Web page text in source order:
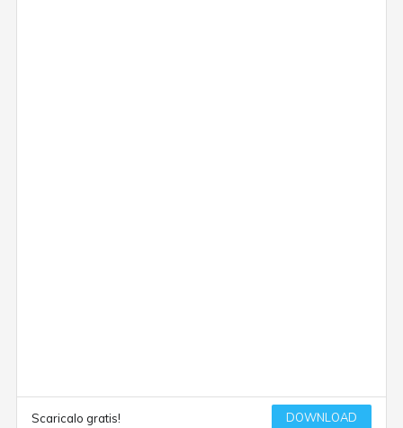
Scaricalo gratis! DOWNLOAD